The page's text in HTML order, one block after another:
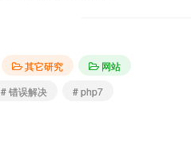
其它研究
网站
# 错误解决 # php7